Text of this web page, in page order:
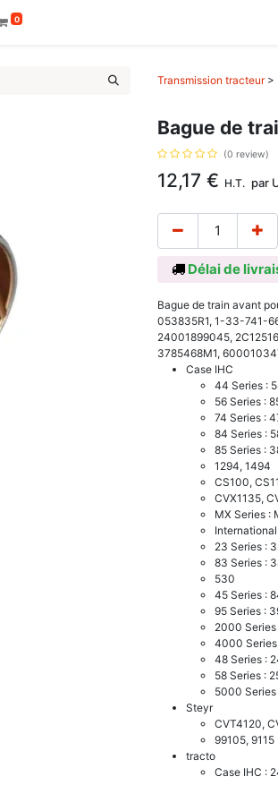
0
Transmission tracteur>
Bague de
(0 review)
12,17 € H.T. par
Délai de
Bague de train avant
053835R1, 1-33-741-
24001899045,
3785468M1,
Case IHC
44 Series :
56 Series :
74 Series :
84 Series :
85 Series :
1294, 1494
CS100,
CVX1135,
MX Series :
23 Series :
83 Series :
530
45 Series :
95 Series :
2000 Series
4000
48 Series :
58 Series :
5000 Series
Steyr
CVT4120,
99105, 9115
tracto
Case IHC :